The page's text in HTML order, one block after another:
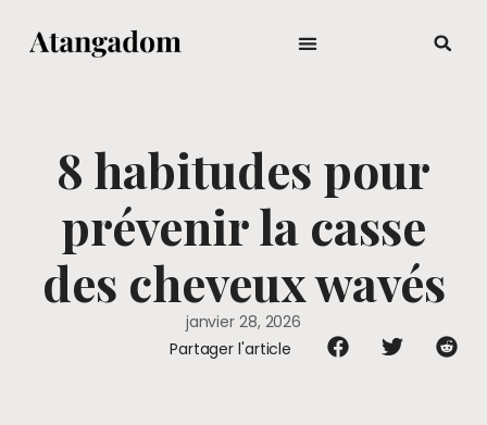
8 habitudes pour
prévenir la casse
des cheveux wavés
janvier 28, 2026
Partager l'article